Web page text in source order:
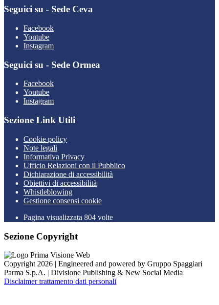
Seguici su - Sede Ceva
Facebook
Youtube
Instagram
Seguici su - Sede Ormea
Facebook
Youtube
Instagram
Sezione Link Utili
Cookie policy
Note legali
Informativa Privacy
Ufficio Relazioni con il Pubblico
Dichiarazione di accessibilità
Obiettivi di accessibilità
Whistleblowing
Gestione consensi cookie
Pagina visualizzata 804 volte
Sezione Copyright
Copyright 2026 | Engineered and powered by Gruppo Spaggiari
Parma S.p.A. | Divisione Publishing & New Social Media
Disclaimer trattamento dati personali